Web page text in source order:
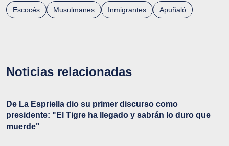
Escocés Musulmanes Inmigrantes Apuñaló
Noticias relacionadas
De La Espriella dio su primer discurso como
presidente: "El Tigre ha llegado y sabrán lo duro que
muerde"